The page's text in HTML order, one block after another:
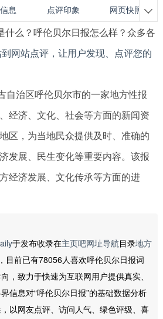
息 点评印象 网页快照 
什么？呼伦贝尔日报怎么样？众多各
网站点评，让用户发现、点评您的
自治区呼伦贝尔市的一家地方性报
经济、文化、社会等方面的新闻资
区，为当地民众提供及时、准确的
发展、民生变化等重要内容。该报
经济发展、文化传承等方面的进
于发布收录在主页吧网址导航目录地方
目前已有78056人喜欢呼伦贝尔日报词
，致力于快速为互联网用户提供真实、
信息对“呼伦贝尔日报”的基础数据分析
以网友点评、访问人气、绿色评级、喜